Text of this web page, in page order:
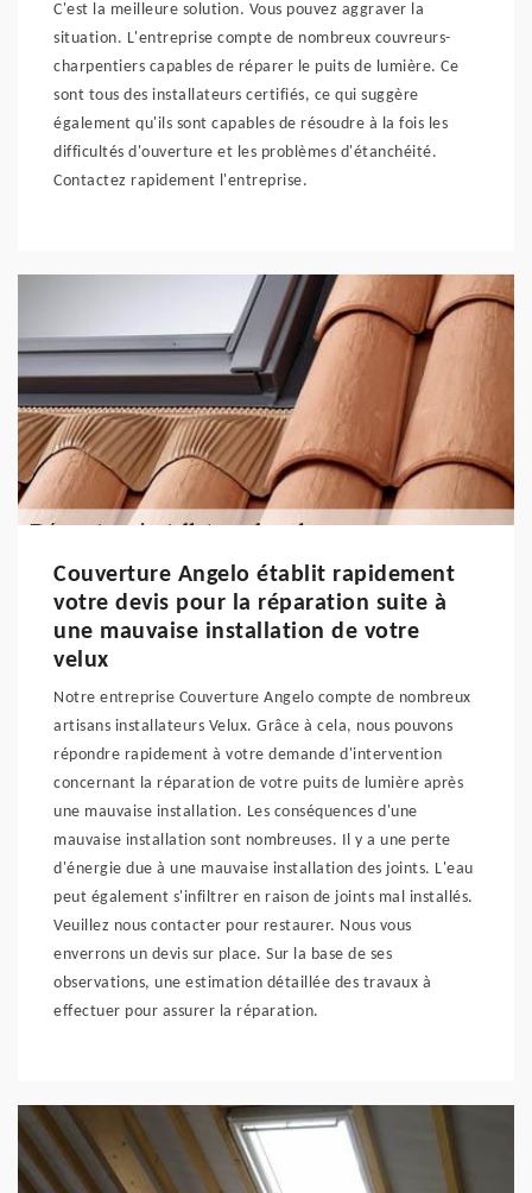
C'est la meilleure solution. Vous pouvez aggraver la
situation. L'entreprise compte de nombreux couvreurs-
charpentiers capables de réparer le puits de lumière. Ce
sont tous des installateurs certifiés, ce qui suggère
également qu'ils sont capables de résoudre à la fois les
difficultés d'ouverture et les problèmes d'étanchéité.
Contactez rapidement l'entreprise.
Couverture Angelo établit rapidement
votre devis pour la réparation suite à
une mauvaise installation de votre
velux
Notre entreprise Couverture Angelo compte de nombreux
artisans installateurs Velux. Grâce à cela, nous pouvons
répondre rapidement à votre demande d'intervention
concernant la réparation de votre puits de lumière après
une mauvaise installation. Les conséquences d'une
mauvaise installation sont nombreuses. Il y a une perte
d'énergie due à une mauvaise installation des joints. L'eau
peut également s'infiltrer en raison de joints mal installés.
Veuillez nous contacter pour restaurer. Nous vous
enverrons un devis sur place. Sur la base de ses
observations, une estimation détaillée des travaux à
effectuer pour assurer la réparation.